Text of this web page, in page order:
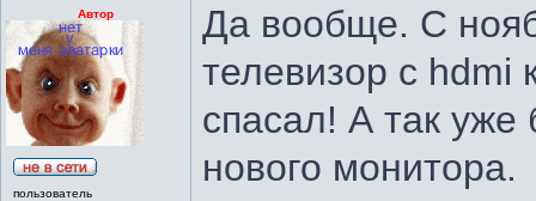
Автор
пользователь
Да вообще. С
телевизор с hdmi
спасал! А так уже
нового монитора.